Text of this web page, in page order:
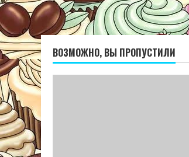
ВОЗМОЖНО, ВЫ ПРОПУСТИЛИ